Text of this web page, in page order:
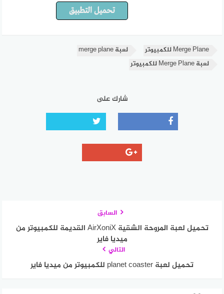
تحميل التطبيق
Merge Plane للكمبيوتر
لعبة merge plane
لعبة Merge Plane للكمبيوتر
شارك على
السابق
تحميل لعبة المروحة الشقية AirXoniX القديمة للكمبيوتر من
ميديا فاير
التالي
تحميل لعبة planet coaster للكمبيوتر من ميديا فاير